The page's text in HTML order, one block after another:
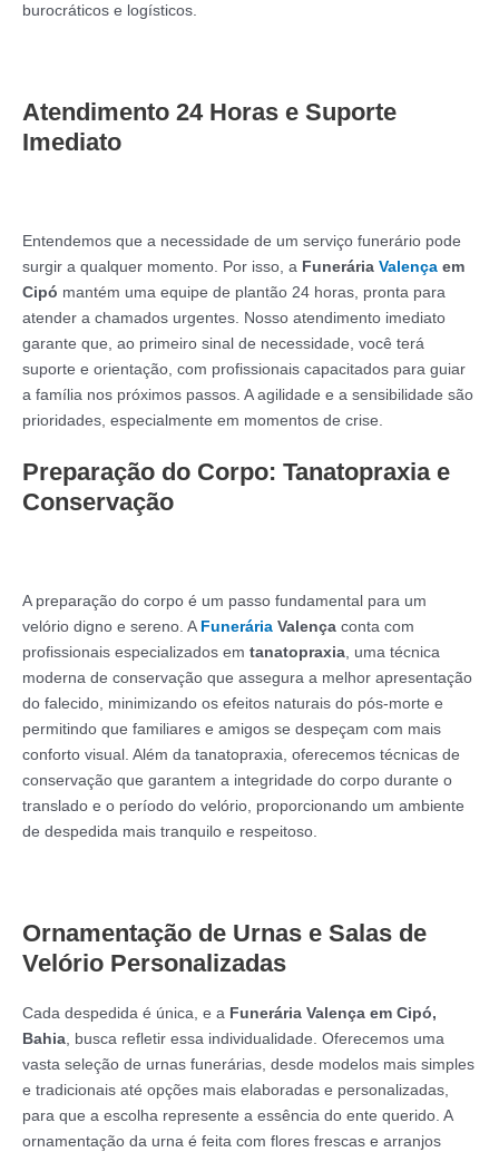
burocráticos e logísticos.
Atendimento 24 Horas e Suporte
Imediato
Entendemos que a necessidade de um serviço funerário pode
surgir a qualquer momento. Por isso, a Funerária Valença em
Cipó mantém uma equipe de plantão 24 horas, pronta para
atender a chamados urgentes. Nosso atendimento imediato
garante que, ao primeiro sinal de necessidade, você terá
suporte e orientação, com profissionais capacitados para guiar
a família nos próximos passos. A agilidade e a sensibilidade são
prioridades, especialmente em momentos de crise.
Preparação do Corpo: Tanatopraxia e
Conservação
A preparação do corpo é um passo fundamental para um
velório digno e sereno. A Funerária Valença conta com
profissionais especializados em tanatopraxia, uma técnica
moderna de conservação que assegura a melhor apresentação
do falecido, minimizando os efeitos naturais do pós-morte e
permitindo que familiares e amigos se despeçam com mais
conforto visual. Além da tanatopraxia, oferecemos técnicas de
conservação que garantem a integridade do corpo durante o
translado e o período do velório, proporcionando um ambiente
de despedida mais tranquilo e respeitoso.
Ornamentação de Urnas e Salas de
Velório Personalizadas
Cada despedida é única, e a Funerária Valença em Cipó,
Bahia, busca refletir essa individualidade. Oferecemos uma
vasta seleção de urnas funerárias, desde modelos mais simples
e tradicionais até opções mais elaboradas e personalizadas,
para que a escolha represente a essência do ente querido. A
ornamentação da urna é feita com flores frescas e arranjos